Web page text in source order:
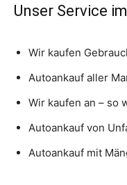
Unser Service
Wir kaufen
Autoankauf aller
Wir kaufen an – so
Autoankauf von
Autoankauf mit